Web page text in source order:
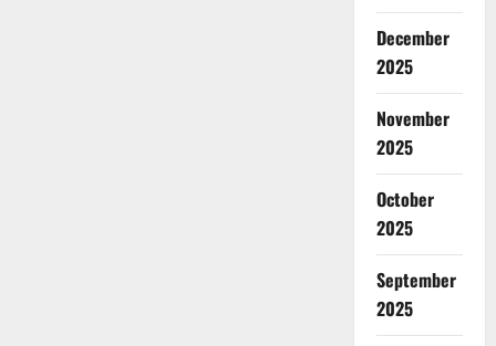
December
2025
November
2025
October
2025
September
2025